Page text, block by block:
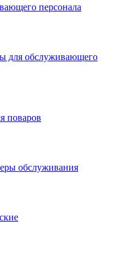
персонала
для обслуживающего
поваров
обслуживания